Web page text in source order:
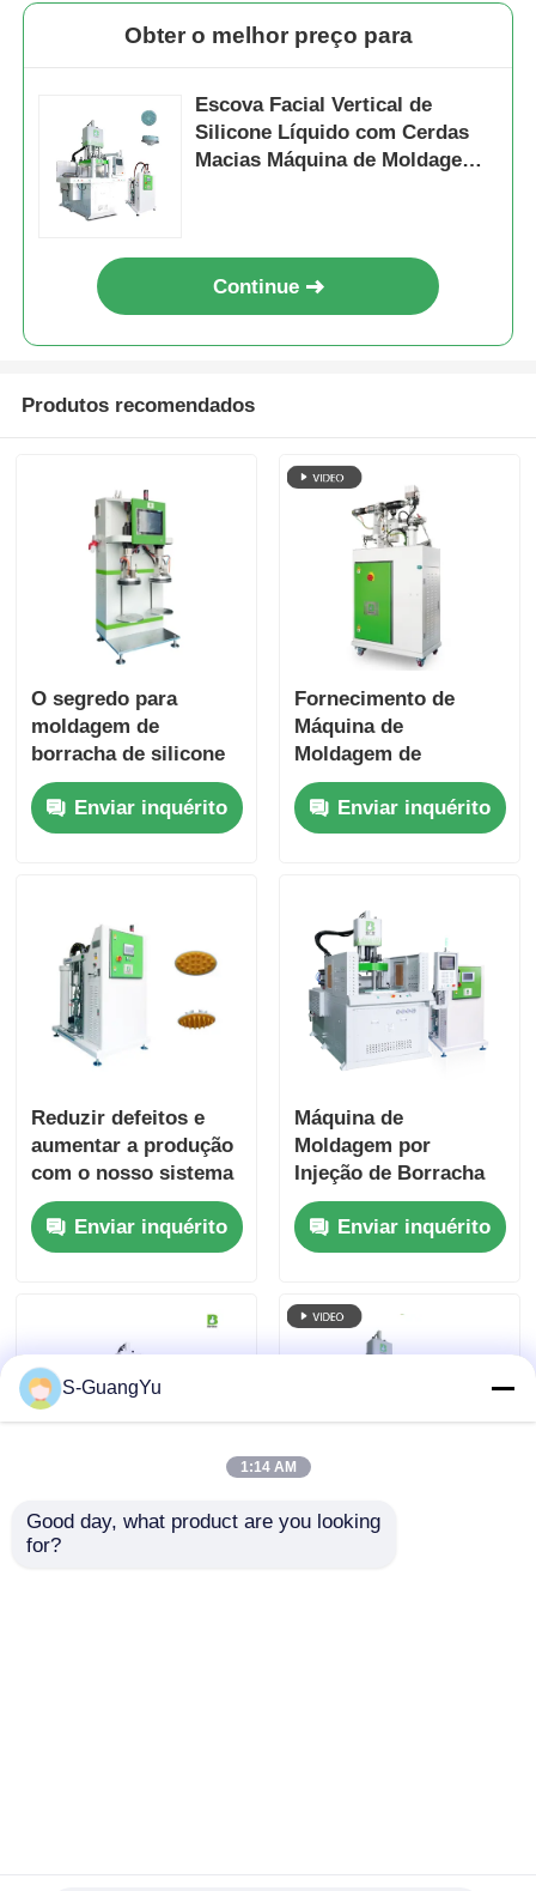
Obter o melhor preço para
Escova Facial Vertical de
Silicone Líquido com Cerdas
Macias Máquina de Moldagem
Continue
Produtos recomendados
O segredo para
moldagem de
borracha de silicone
líquida de alta
precisãoEnviar inquérito
Fornecimento de
Máquina de
Moldagem de
Borracha de Silicone
Líquido AB Compacta
Equipamento de
de Borracha de
Silicone Líquido
Enviar inquérito
Reduzir defeitos e
aumentar a produção
com o nosso sistema
de alimentação LSR
Enviar inquérito
Máquina de
Moldagem por
Injeção de Borracha
de Silicone Líquido
de Alta Precisão para
Aplicações
Enviar inquérito
Máquina de
LSR Máquina de
S-GuangYu
1:14 AM
Good day, what product are you looking
for?